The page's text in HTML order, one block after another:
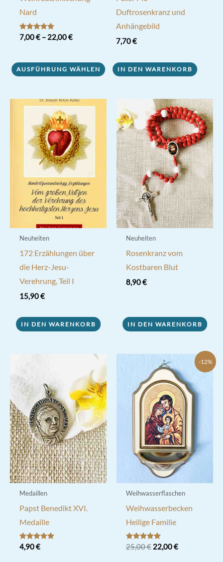
Nard
Bewertet mit
5.00
7,00€– 22,00€
AUSFÜHRUNG WÄHLEN
Produkt
Varianten
Optionen
können
auf
Produktseite
werden
Duftrosenkranz und
Anhängebild
7,70€
IN DEN WARENKORB
Neuheiten
172 Erzählungen über
die Herz-Jesu-
Verehrung, Teil I
15,90€
IN DEN WARENKORB
Neuheiten
Rosenkranz vom
Kostbaren Blut
8,90€
IN DEN WARENKORB
Medaillen
Papst Benedikt XVI.
Medaille
Bewertet mit
5.00
4,90€
-12%
Weihwasserflaschen
Weihwasserbecken
Heilige Familie
Bewertet mit
5.00
25,00€ Ursprünglicher
22,00€Aktueller